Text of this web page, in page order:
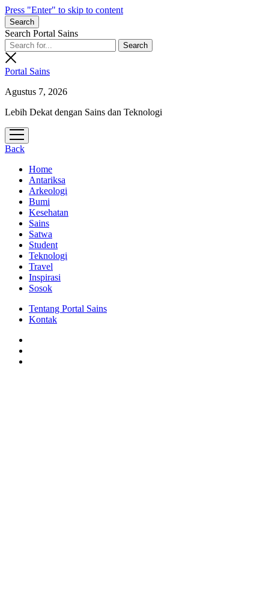
Press "Enter" to skip to content
Search
Search Portal Sains
Portal Sains
Agustus 7, 2026
Lebih Dekat dengan Sains dan Teknologi
open
menu
Back
Home
Antariksa
Arkeologi
Bumi
Kesehatan
Sains
Satwa
Student
Teknologi
Travel
Inspirasi
Sosok
Tentang Portal Sains
Kontak